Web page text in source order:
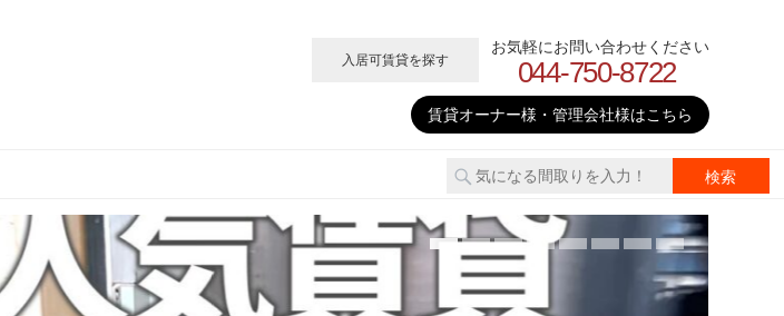
入居可賃貸を探す
お気軽にお問い合わせください
044-750-8722
賃貸オーナー様・管理会社様はこちら